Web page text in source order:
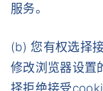
服务。
(b) 您有权选择
修改浏览器设置
择拒绝接受